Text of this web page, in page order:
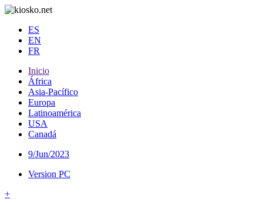
ES
EN
FR
Inicio
África
Asia-Pacífico
Europa
Latinoamérica
USA
Canadá
9/Jun/2023
Version PC
+